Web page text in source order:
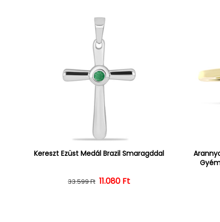
Kereszt Ezüst Medál Brazil Smaragddal
Normál ár
33.599 Ft Kedvezményes ár
11.080 Ft